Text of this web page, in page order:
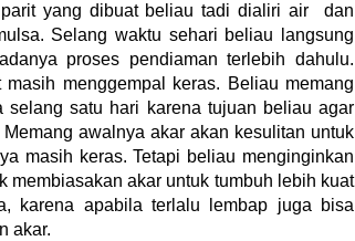
yang dibuat beliau tadi dialiri air dan
Selang waktu sehari beliau langsung
proses pendiaman terlebih dahulu.
menggempal keras. Beliau memang
selang satu hari karena tujuan beliau agar
awalnya akar akan kesulitan untuk
masih keras. Tetapi beliau menginginkan
membiasakan akar untuk tumbuh lebih kuat
karena apabila terlalu lembap juga bisa
akar.